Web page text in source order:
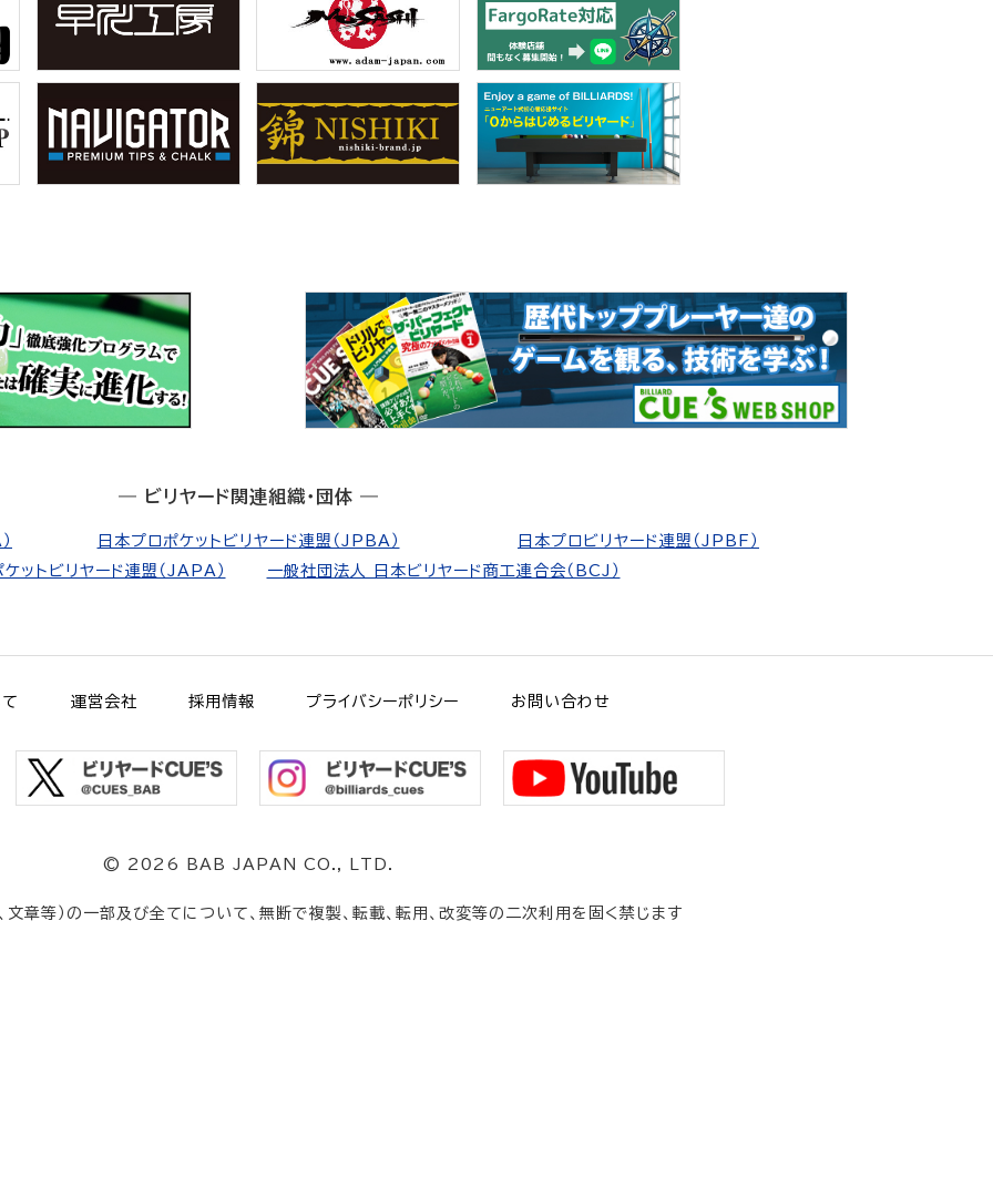
― ビリヤード関連組織・団体 ―
日本プロポケットビリヤード連盟（JPBA）
日本プロビリヤード連盟（JPBF）
ットビリヤード連盟（JAPA）
一般社団法人 日本ビリヤード商工連合会（BCJ）
運営会社 採用情報 プライバシーポリシー お問い合わせ
© 2026 BAB JAPAN CO., LTD.
文章等）の一部及び全てについて、無断で複製、転載、転用、改変等の二次利用を固く禁じます